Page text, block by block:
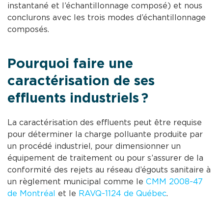
instantané et l’échantillonnage composé) et nous
conclurons avec les trois modes d’échantillonnage
composés.
Pourquoi faire une
caractérisation de ses
effluents industriels ?
La caractérisation des effluents peut être requise
pour déterminer la charge polluante produite par
un procédé industriel, pour dimensionner un
équipement de traitement ou pour s’assurer de la
conformité des rejets au réseau d’égouts sanitaire à
un règlement municipal comme le CMM 2008-47
de Montréal et le RAVQ-1124 de Québec.